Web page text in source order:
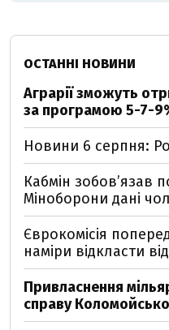
ОСТАННІ НОВИНИ
Аграрії зможуть
за програмою 5-7-
Новини 6 серпня:
Кабмін зобовʼязав
Міноборони дані
Єврокомісія
наміри відкласти
Привласнення
справу